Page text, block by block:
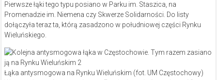
Pierwsze łąki tego typu posiano w Parku im. Staszica, na
Promenadzie im. Niemena czy Skwerze Solidarności. Do listy
dołączyła teraz ta, którą zasadzono w południowej części Rynku
Wieluńskiego.
Łąka antysmogowa na Rynku Wieluńskim (fot. UM Częstochowy)